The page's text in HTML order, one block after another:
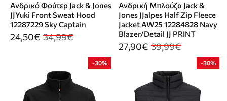
Ανδρικό Φούτερ Jack & Jones
JJYuki Front Sweat Hood
12287229 Sky Captain
24,50€ 34,99€
Ανδρική Μπλούζα Jack &
Jones JJalpes Half Zip Fleece
Jacket AW25 12284828 Navy
Blazer/Detail JJ PRINT
27,90€ 39,99€
-30% -30%